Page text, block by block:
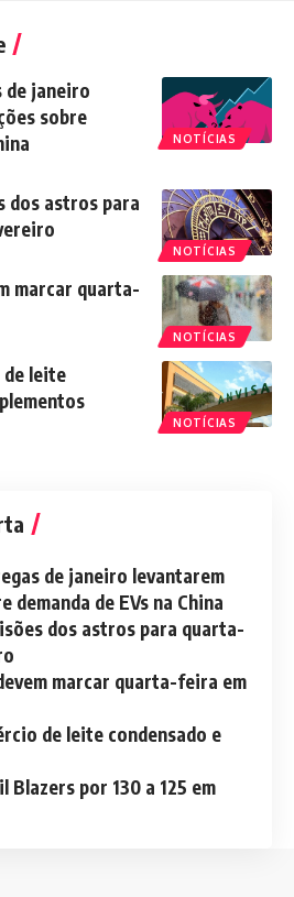
NOTÍCIAS
de janeiro
sobre
NOTÍCIAS
dos astros para
NOTÍCIAS
marcar quarta-
NOTÍCIAS
de leite
de janeiro levantarem
demanda de EVs na China
dos astros para quarta-
marcar quarta-feira em
de leite condensado e
Blazers por 130 a 125 em